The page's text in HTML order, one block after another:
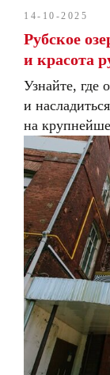
14-10-2025
Рубское
и красота
Узнайте, где
и
на